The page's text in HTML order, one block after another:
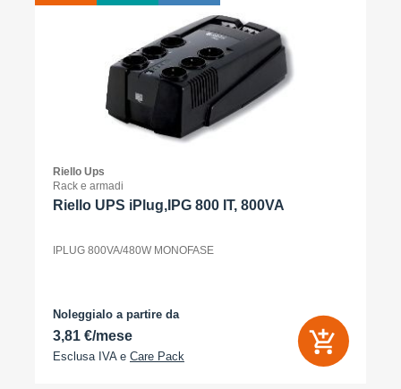
Riello Ups
Rack e armadi
Riello UPS iPlug,IPG 800 IT, 800VA
IPLUG 800VA/480W MONOFASE
Noleggialo a partire da
3,81 €/mese
Esclusa IVA e Care Pack